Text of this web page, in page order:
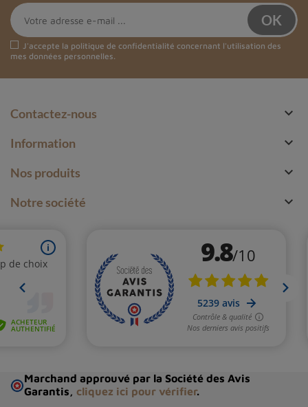
J'accepte la politique de confidentialité concernant l'utilisation des
mes données personnelles.
Contactez-nous 
Information 
Nos produits 
Notre société 
Marchand approuvé par la Société des Avis
Garantis, cliquez ici pour vérifier.